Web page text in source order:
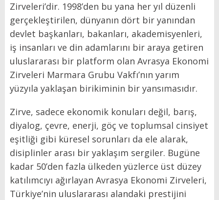
Zirveleri’dir. 1998’den bu yana her yıl düzenli
gerçekleştirilen, dünyanın dört bir yanından
devlet başkanları, bakanları, akademisyenleri,
iş insanları ve din adamlarını bir araya getiren
uluslararası bir platform olan Avrasya Ekonomi
Zirveleri Marmara Grubu Vakfı’nın yarım
yüzyıla yaklaşan birikiminin bir yansımasıdır.
Zirve, sadece ekonomik konuları değil, barış,
diyalog, çevre, enerji, göç ve toplumsal cinsiyet
eşitliği gibi küresel sorunları da ele alarak,
disiplinler arası bir yaklaşım sergiler. Bugüne
kadar 50’den fazla ülkeden yüzlerce üst düzey
katılımcıyı ağırlayan Avrasya Ekonomi Zirveleri,
Türkiye’nin uluslararası alandaki prestijini